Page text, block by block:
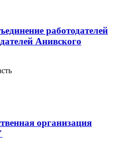
работодателей
Анивского
организация